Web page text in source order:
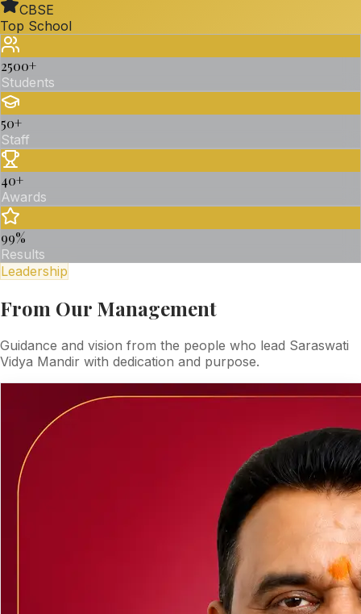
CBSE
Top School
2500+
Students
50+
Staff
40+
Awards
99%
Results
Leadership
From Our Management
Guidance and vision from the people who lead Saraswati
Vidya Mandir with dedication and purpose.